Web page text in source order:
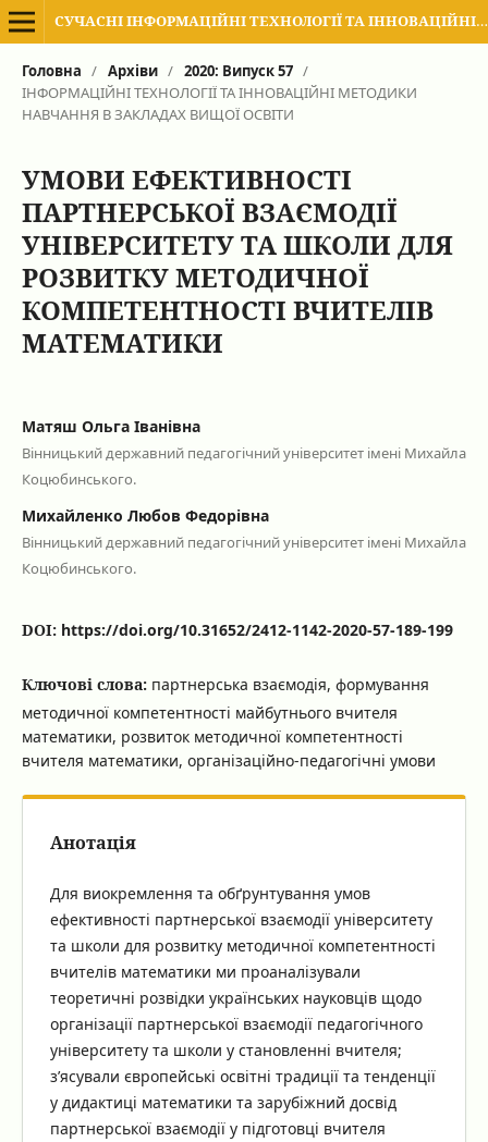
СУЧАСНІ ІНФОРМАЦІЙНІ ТЕХНОЛОГІЇ ТА ІННОВАЦІЙНІ МЕТОДИКИ НАВЧАННЯ В ПІДГОТОВЦІ ФАХІВЦІВ: МЕТОДОЛОГІЯ, ТЕОРІЯ, ДОСВІД, ПРОБЛЕМИ
Головна / Архіви / 2020: Випуск 57 /
ІНФОРМАЦІЙНІ ТЕХНОЛОГІЇ ТА ІННОВАЦІЙНІ МЕТОДИКИ
НАВЧАННЯ В ЗАКЛАДАХ ВИЩОЇ ОСВІТИ
УМОВИ ЕФЕКТИВНОСТІ
ПАРТНЕРСЬКОЇ ВЗАЄМОДІЇ
УНІВЕРСИТЕТУ ТА ШКОЛИ ДЛЯ
РОЗВИТКУ МЕТОДИЧНОЇ
КОМПЕТЕНТНОСТІ ВЧИТЕЛІВ
МАТЕМАТИКИ
Матяш Ольга Іванівна
Вінницький державний педагогічний університет імені Михайла
Коцюбинського.
Михайленко Любов Федорівна
Вінницький державний педагогічний університет імені Михайла
Коцюбинського.
DOI: https://doi.org/10.31652/2412-1142-2020-57-189-199
Ключові слова: партнерська взаємодія, формування
методичної компетентності майбутнього вчителя
математики, розвиток методичної компетентності
вчителя математики, організаційно-педагогічні умови
Анотація
Для виокремлення та обґрунтування умов
ефективності партнерської взаємодії університету
та школи для розвитку методичної компетентності
вчителів математики ми проаналізували
теоретичні розвідки українських науковців щодо
організації партнерської взаємодії педагогічного
університету та школи у становленні вчителя;
з’ясували європейські освітні традиції та тенденції
у дидактиці математики та зарубіжний досвід
партнерської взаємодії у підготовці вчителя